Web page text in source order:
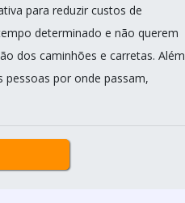
para reduzir custos de
determinado e não querem
dos caminhões e carretas. Além
pessoas por onde passam,